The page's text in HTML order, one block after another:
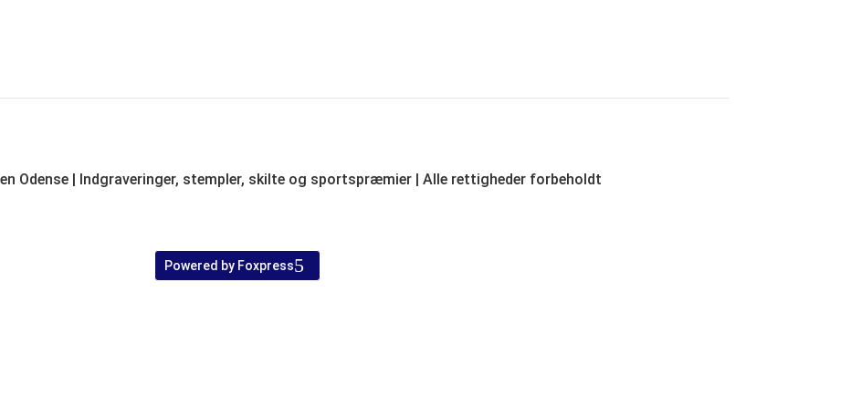
Odense | Indgraveringer, stempler, skilte og sportspræmier | Alle rettigheder forbeholdt
Powered by Foxpress